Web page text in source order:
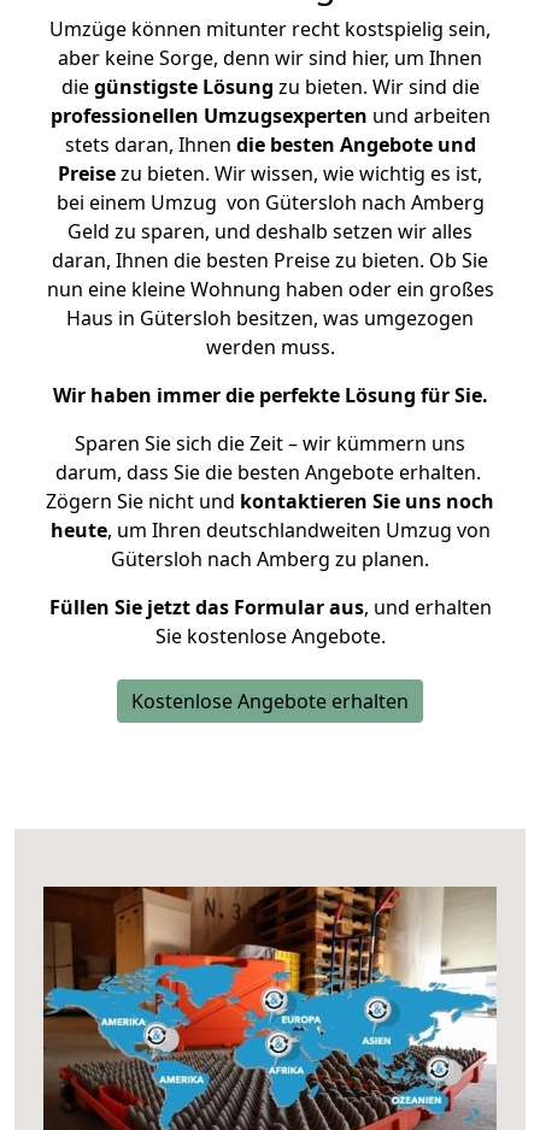
Umzüge können mitunter recht kostspielig sein,
aber keine Sorge, denn wir sind hier, um Ihnen
diegünstigste Lösung zu bieten. Wir sind die
professionellen Umzugsexperten und arbeiten
stets daran, Ihnen die besten Angebote und
Preisezu bieten. Wir wissen, wie wichtig es ist,
bei einem Umzug von Gütersloh nach Amberg
Geld zu sparen, und deshalb setzen wir alles
daran, Ihnen die besten Preise zu bieten. Ob Sie
nun eine kleine Wohnung haben oder ein großes
Haus in Gütersloh besitzen, was umgezogen
werden muss.
Wir haben immer die perfekte Lösung für Sie.
Sparen Sie sich die Zeit – wir kümmern uns
darum, dass Sie die besten Angebote erhalten.
Zögern Sie nicht und kontaktieren Sie uns noch
heute, um Ihren deutschlandweiten Umzug von
Gütersloh nach Amberg zu planen.
Füllen Sie jetzt das Formular aus, und erhalten
Sie kostenlose Angebote.
Kostenlose Angebote erhalten